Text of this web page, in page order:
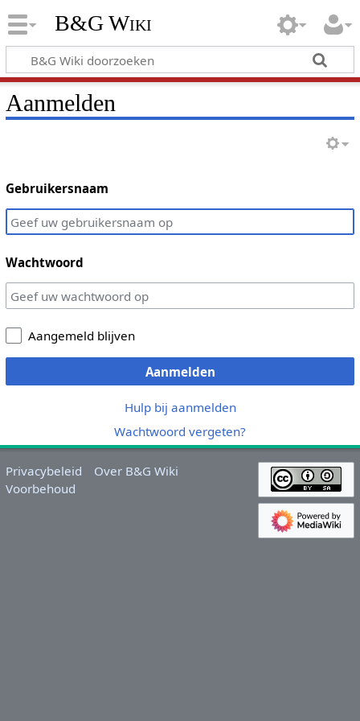
B&G Wiki
Aanmelden
Gebruikersnaam
Wachtwoord
Aangemeld blijven
Aanmelden
Hulp bij aanmelden
Wachtwoord vergeten?
Privacybeleid
Over B&G Wiki
Voorbehoud